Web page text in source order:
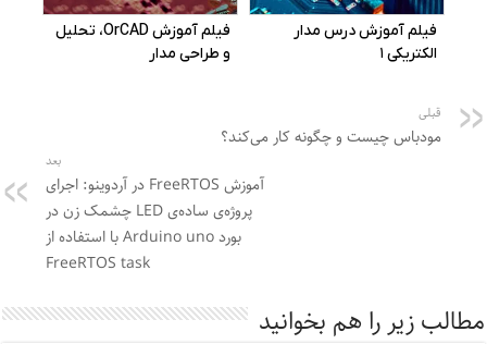
قبلی
مودباس چیست و چگونه کار می‌کند؟
بعد
آموزش FreeRTOS در آردوینو: اجرای
پروژه‌ی ساده‌ی LED چشمک زن در
بورد Arduino uno با استفاده از
FreeRTOS task
مطالب زیر را هم بخوانید